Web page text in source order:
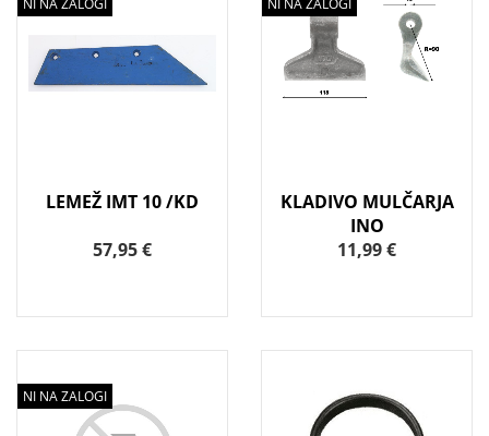
NI NA ZALOGI
LEMEŽ IMT 10 /KD
57,95 €
NI NA ZALOGI
KLADIVO MULČARJA
INO
11,99 €
NI NA ZALOGI